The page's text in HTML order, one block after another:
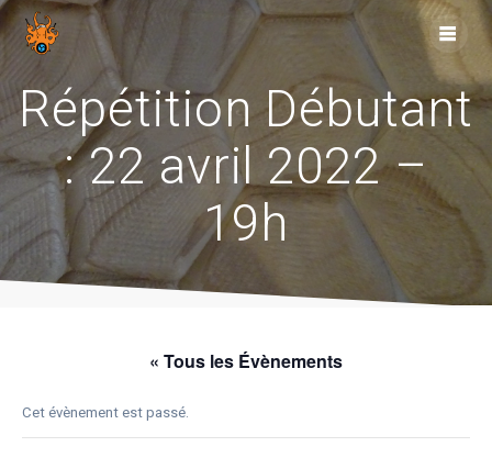
Skip
Répétition Débutant
: 22 avril 2022 –
19h
« Tous les Évènements
Cet évènement est passé.